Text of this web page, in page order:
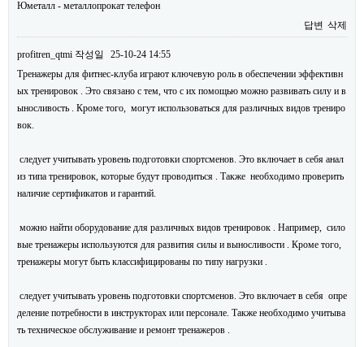
Юметалл - металлопрокат телефон
답변 삭제
profitren_qtmi 작성일
25-10-24 14:55
Тренажеры для фитнес-клуба играют ключевую роль в обеспечении эффективн
ых тренировок . Это связано с тем, что с их помощью можно развивать силу и в
ыносливость . Кроме того, могут использоваться для различных видов трениро
вок.
следует учитывать уровень подготовки спортсменов. Это включает в себя анал
из типа тренировок, которые будут проводиться . Также необходимо проверить
наличие сертификатов и гарантий.
можно найти оборудование для различных видов тренировок . Например, сило
вые тренажеры используются для развития силы и выносливости . Кроме того,
тренажеры могут быть классифицированы по типу нагрузки .
следует учитывать уровень подготовки спортсменов. Это включает в себя опре
деление потребности в инструкторах или персонале. Также необходимо учитыва
ть техническое обслуживание и ремонт тренажеров .